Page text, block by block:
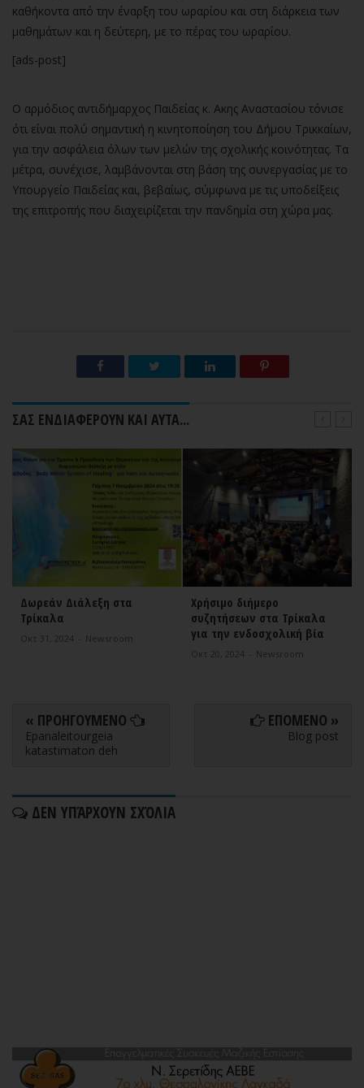
καθήκοντα από την έναρξη του ωραρίου και στη διάρκεια των
μαθημάτων και η δεύτερη, με το πέρας του ωραρίου.
[ads-post]
Ο αρμόδιος αντιδήμαρχος Παιδείας κ. Ακης Αναστασίου τόνισε
ότι είναι πολύ σημαντική η κινητοποίηση του Δήμου Τρικκαίων,
για την ασφάλεια όλων των μελών της σχολικής κοινότητας. Τα
μέτρα, συνέχισε, λαμβάνονται στη βάση της συνεργασίας με το
Υπουργείο Παιδείας και, βεβαίως, σύμφωνα με τις υποδείξεις
της επιτροπής που διαχειρίζεται την πανδημία στη χώρα μας.
ΣΑΣ ΕΝΔΙΑΦΕΡΟΥΝ ΚΑΙ ΑΥΤΑ...
Δωρεάν Διάλεξη στα
Τρίκαλα
Οκτ 31, 2024 Newsroom
Χρήσιμο διήμερο
συζητήσεων στα Τρίκαλα
για την ενδοσχολική βία
Οκτ 20, 2024 Newsroom
« ΠΡΟΗΓΟΥΜΕΝΟ
Epanaleitourgeia
katastimaton deh
ΕΠΟΜΕΝΟ »
Blog post
ΔΕΝ ΥΠΆΡΧΟΥΝ ΣΧΌΛΙΑ